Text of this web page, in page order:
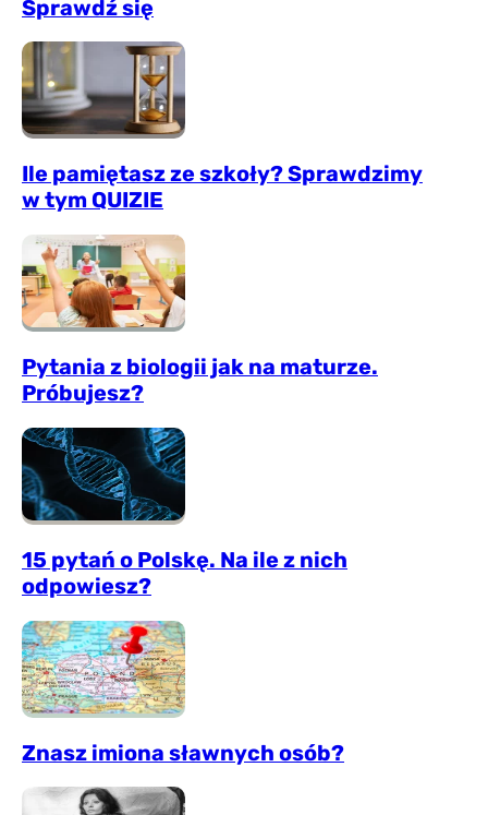
Sprawdź się
Ile pamiętasz ze szkoły? Sprawdzimy
w tym QUIZIE
Pytania z biologii jak na maturze.
Próbujesz?
15 pytań o Polskę. Na ile z nich
odpowiesz?
Znasz imiona sławnych osób?